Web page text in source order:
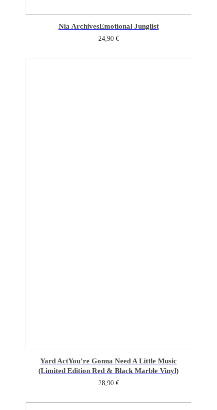
Nia ArchivesEmotional Junglist
24,90 €
Yard ActYou’re Gonna Need A Little Music
(Limited Edition Red & Black Marble Vinyl)
28,90 €